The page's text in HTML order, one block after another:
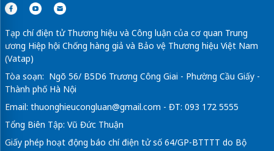
Tạp chí điện tử Thương hiệu và Công luận của cơ quan Trung
ương Hiệp hội Chống hàng giả và Bảo vệ Thương hiệu Việt Nam
(Vatap)
Tòa soạn: Ngõ 56/ B5D6 Trương Công Giai - Phường Cầu Giấy -
Thành phố Hà Nội
Email: thuonghieucongluan@gmail.com - ĐT: 093 172 5555
Tổng Biên Tập: Vũ Đức Thuận
Giấy phép hoạt động báo chí điện tử số 64/GP-BTTTT do Bộ